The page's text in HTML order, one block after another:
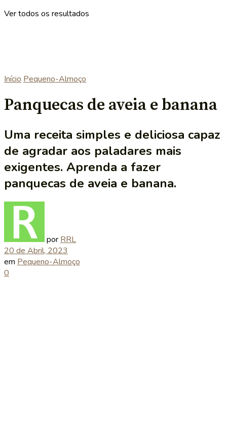
Ver todos os resultados
Início Pequeno-Almoço
Panquecas de aveia e banana
Uma receita simples e deliciosa capaz
de agradar aos paladares mais
exigentes. Aprenda a fazer
panquecas de aveia e banana.
por RRL
20 de Abril, 2023
em Pequeno-Almoço
0